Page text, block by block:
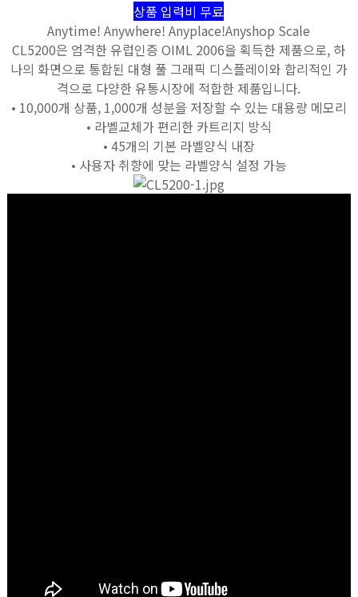
상품 입력비 무료
Anytime! Anywhere! Anyplace!Anyshop Scale
CL5200은 엄격한 유럽인증 OIML 2006을 획득한 제품으로, 하
나의 화면으로 통합된 대형 풀 그래픽 디스플레이와 합리적인 가
격으로 다양한 유통시장에 적합한 제품입니다.
• 10,000개 상품, 1,000개 성분을 저장할 수 있는 대용량 메모리
• 라벨교체가 편리한 카트리지 방식
• 45개의 기본 라벨양식 내장
• 사용자 취향에 맞는 라벨양식 설정 가능